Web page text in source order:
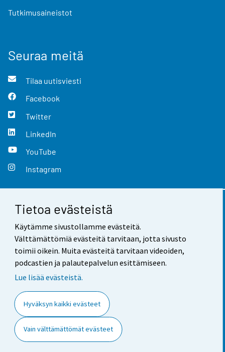
Tietoa evästeistä
Käytämme sivustollamme evästeitä.
Välttämättömiä evästeitä tarvitaan, jotta sivusto
toimii oikein. Muita evästeitä tarvitaan videoiden,
podcastien ja palautepalvelun esittämiseen.
Lue lisää evästeistä.
Hyväksyn kaikki evästeet
Vain välttämättömät evästeet
Tutkimusaineistot
Seuraa meitä
Tilaa uutisviesti
Facebook
Twitter
LinkedIn
YouTube
Instagram
Yhteystiedot
Palaute
Käyttöehdot
Saavutettavuus
Tietoa sivustosta
Evästeasetukset